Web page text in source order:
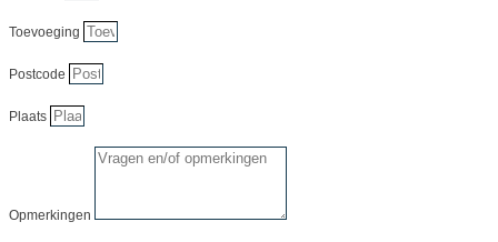
Toevoeging
Postcode
Plaats
Opmerkingen